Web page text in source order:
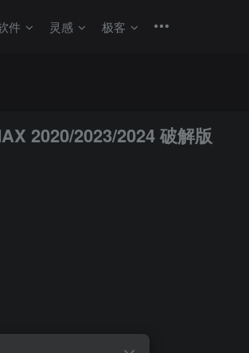
件 灵感 极客
2020/2023/2024 破解版